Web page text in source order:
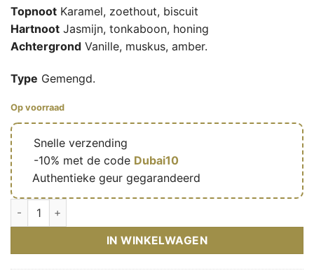
Topnoot Karamel, zoethout, biscuit
Hartnoot Jasmijn, tonkaboon, honing
Achtergrond Vanille, muskus, amber.
Type Gemengd.
Op voorraad
Snelle verzending
-10% met de code Dubai10
Authentieke geur gegarandeerd
Vanilla voyage - Eau de parfum mixte (flacon transparent
IN WINKELWAGEN